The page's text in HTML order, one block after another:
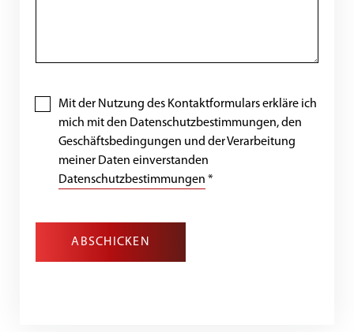
Mit der Nutzung des Kontaktformulars erkläre ich
mich mit den Datenschutzbestimmungen, den
Geschäftsbedingungen und der Verarbeitung
meiner Daten einverstanden
Datenschutzbestimmungen *
ABSCHICKEN